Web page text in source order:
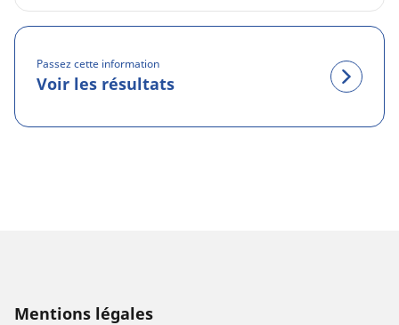
Passez cette information
Voir les résultats
Mentions légales